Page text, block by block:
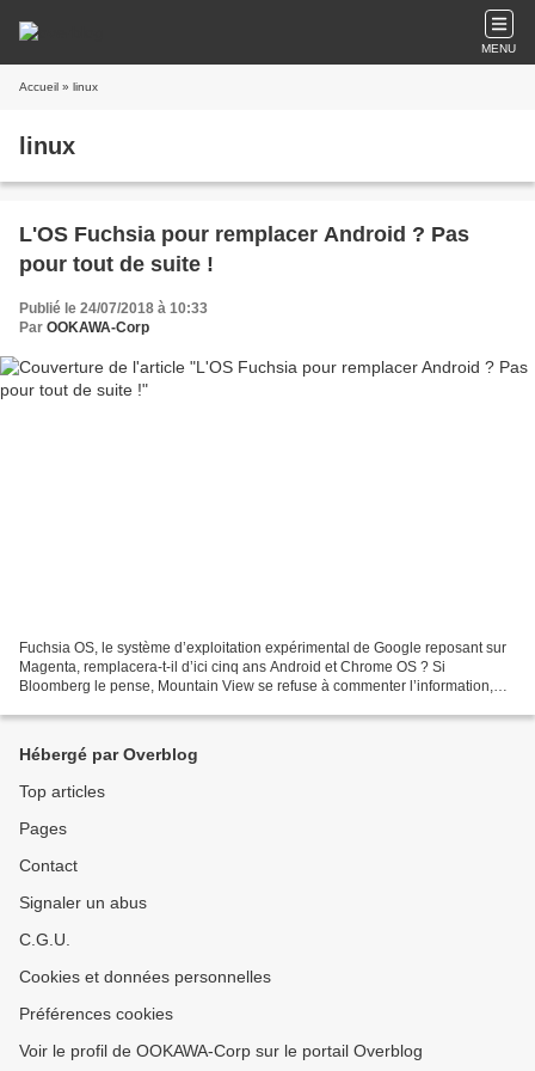
MENU
Accueil » linux
linux
L'OS Fuchsia pour remplacer Android ? Pas
pour tout de suite !
Publié le 24/07/2018 à 10:33
Par OOKAWA-Corp
Fuchsia OS, le système d’exploitation expérimental de Google reposant sur
Magenta, remplacera-t-il d’ici cinq ans Android et Chrome OS ? Si
Bloomberg le pense, Mountain View se refuse à commenter l’information,
Hébergé par Overblog
Top articles
Pages
Contact
Signaler un abus
C.G.U.
Cookies et données personnelles
Préférences cookies
Voir le profil de OOKAWA-Corp sur le portail Overblog